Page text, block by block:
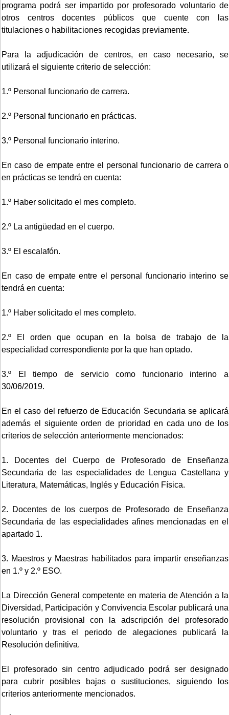
programa podrá ser impartido por profesorado voluntario de
otros centros docentes públicos que cuente con las
titulaciones o habilitaciones recogidas previamente.
Para la adjudicación de centros, en caso necesario, se
utilizará el siguiente criterio de selección:
1.º Personal funcionario de carrera.
2.º Personal funcionario en prácticas.
3.º Personal funcionario interino.
En caso de empate entre el personal funcionario de carrera o
en prácticas se tendrá en cuenta:
1.º Haber solicitado el mes completo.
2.º La antigüedad en el cuerpo.
3.º El escalafón.
En caso de empate entre el personal funcionario interino se
tendrá en cuenta:
1.º Haber solicitado el mes completo.
2.º El orden que ocupan en la bolsa de trabajo de la
especialidad correspondiente por la que han optado.
3.º El tiempo de servicio como funcionario interino a
30/06/2019.
En el caso del refuerzo de Educación Secundaria se aplicará
además el siguiente orden de prioridad en cada uno de los
criterios de selección anteriormente mencionados:
1. Docentes del Cuerpo de Profesorado de Enseñanza
Secundaria de las especialidades de Lengua Castellana y
Literatura, Matemáticas, Inglés y Educación Física.
2. Docentes de los cuerpos de Profesorado de Enseñanza
Secundaria de las especialidades afines mencionadas en el
apartado 1.
3. Maestros y Maestras habilitados para impartir enseñanzas
en 1.º y 2.º ESO.
La Dirección General competente en materia de Atención a la
Diversidad, Participación y Convivencia Escolar publicará una
resolución provisional con la adscripción del profesorado
voluntario y tras el periodo de alegaciones publicará la
Resolución definitiva.
El profesorado sin centro adjudicado podrá ser designado
para cubrir posibles bajas o sustituciones, siguiendo los
criterios anteriormente mencionados.